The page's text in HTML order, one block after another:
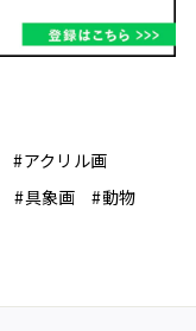
#アクリル画
#具象画
#動物